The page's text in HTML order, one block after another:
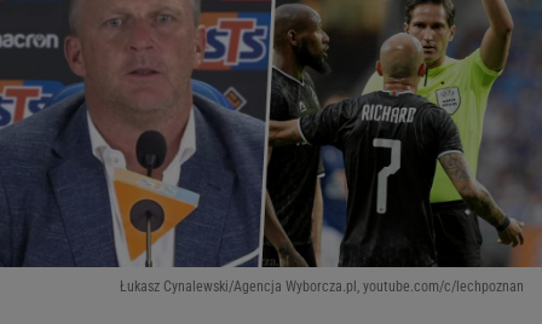
Łukasz Cynalewski/Agencja Wyborcza.pl, youtube.com/c/lechpoznan